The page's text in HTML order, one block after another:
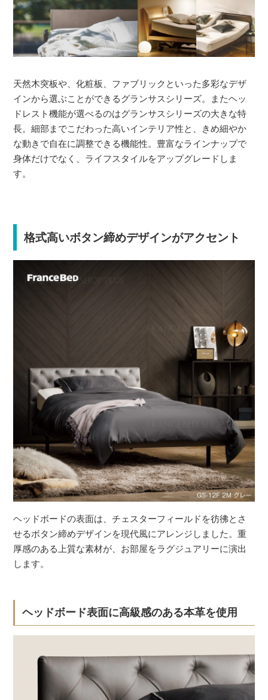
天然木突板や、化粧板、ファブリックといった多彩なデザ
インから選ぶことができるグランサスシリーズ。またヘッ
ドレスト機能が選べるのはグランサスシリーズの大きな特
長。細部までこだわった高いインテリア性と、きめ細やか
な動きで自在に調整できる機能性。豊富なラインナップで
身体だけでなく、ライフスタイルをアップグレードしま
す。
格式高いボタン締めデザインがアクセント
ヘッドボードの表面は、チェスターフィールドを彷彿とさ
せるボタン締めデザインを現代風にアレンジしました。重
厚感のある上質な素材が、お部屋をラグジュアリーに演出
します。
ヘッドボード表面に高級感のある本革を使用